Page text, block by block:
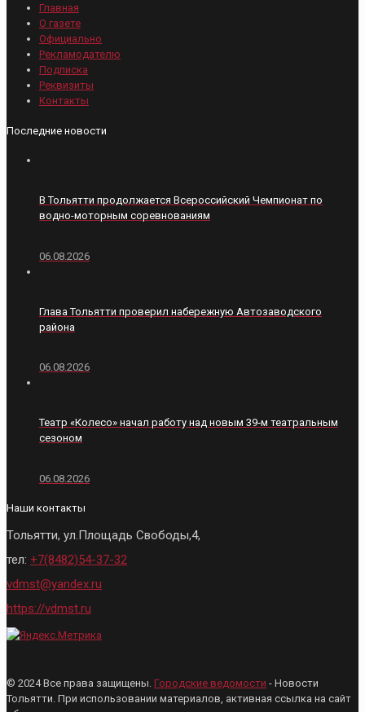
Главная
О газете
Официально
Рекламодателю
Подписка
Реквизиты
Контакты
Последние новости
В Тольятти продолжается Всероссийский Чемпионат по
водно-моторным соревнованиям
06.08.2026
Глава Тольятти проверил набережную Автозаводского
района
06.08.2026
Театр «Колесо» начал работу над новым 39‑м театральным
сезоном
06.08.2026
Наши контакты
Тольятти, ул.Площадь Свободы,4,
тел: +7(8482)54-37-32
vdmst@yandex.ru
https://vdmst.ru
© 2024 Все права защищены. Городские ведомости - Новости
Тольятти. При использовании материалов, активная ссылка на сайт